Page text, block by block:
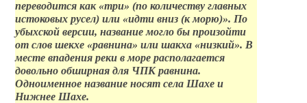
переводится как «три» (по количеству главных
истоковых русел) или «идти вниз (к морю)». По
убыхской версии, название могло бы произойти
от слов шекхе «равнина» или шакха «низкий». В
месте впадения реки в море располагается
довольно обширная для ЧПК равнина.
Одноименное название носят села Шахе и
Нижнее Шахе.